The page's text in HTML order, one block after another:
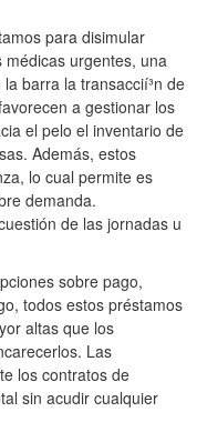
para disimular
urgentes, una
barra la transaccií³n de
a gestionar los
el pelo el inventario de
Además, estos
lo cual permite es
demanda.
de las jornadas u
sobre pago,
todos estos préstamos
altas que los
Las
los contratos de
sin acudir cualquier